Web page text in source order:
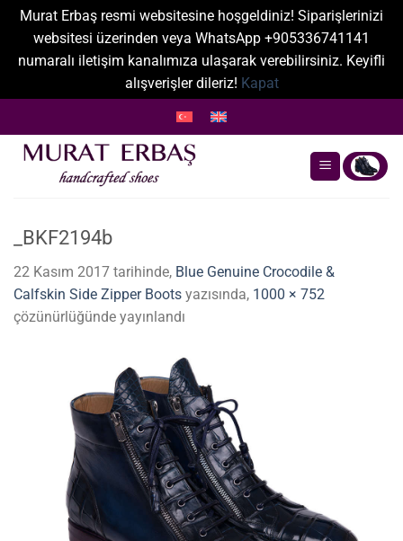
Murat Erbaş resmi websitesine hoşgeldiniz! Siparişlerinizi
websitesi üzerinden veya WhatsApp +905336741141
numaralı iletişim kanalımıza ulaşarak verebilirsiniz. Keyifli
alışverişler dileriz! Kapat
atla
_BKF2194b
22 Kasım 2017 tarihinde, Blue Genuine Crocodile &
Calfskin Side Zipper Boots yazısında, 1000 × 752
çözünürlüğünde yayınlandı